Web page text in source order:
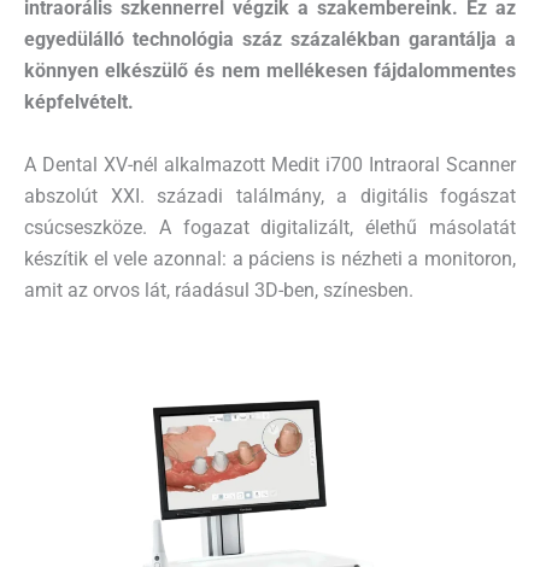
intraorális szkennerrel végzik a szakembereink. Ez az
egyedülálló technológia száz százalékban garantálja a
könnyen elkészülő és nem mellékesen fájdalommentes
képfelvételt.
A Dental XV-nél alkalmazott Medit i700 Intraoral Scanner
abszolút XXI. századi találmány, a digitális fogászat
csúcseszköze. A fogazat digitalizált, élethű másolatát
készítik el vele azonnal: a páciens is nézheti a monitoron,
amit az orvos lát, ráadásul 3D-ben, színesben.